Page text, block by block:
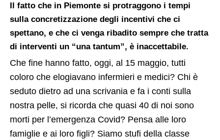
Il fatto che in Piemonte si protraggono i tempi
sulla concretizzazione degli incentivi che ci
spettano, e che ci venga ribadito sempre che tratta
di interventi un “una tantum”, è inaccettabile.
Che fine hanno fatto, oggi, al 15 maggio, tutti
coloro che elogiavano infermieri e medici? Chi è
seduto dietro ad una scrivania e fa i conti sulla
nostra pelle, si ricorda che quasi 40 di noi sono
morti per l’emergenza Covid? Pensa alle loro
famiglie e ai loro figli? Siamo stufi della classe